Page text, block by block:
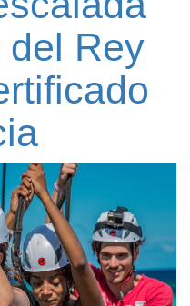
del Rey